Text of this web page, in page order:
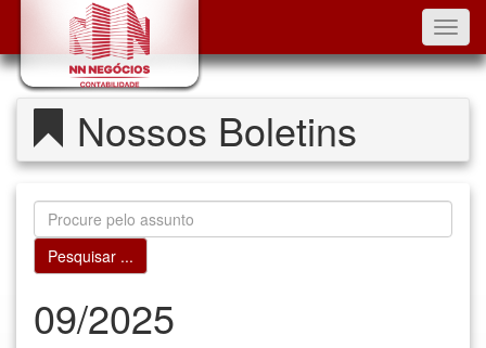
Nossos Boletins
09/2025